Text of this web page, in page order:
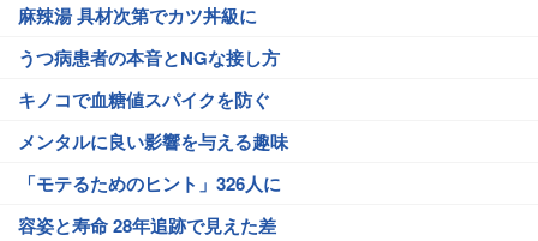
麻辣湯 具材次第でカツ丼級に
うつ病患者の本音とNGな接し方
キノコで血糖値スパイクを防ぐ
メンタルに良い影響を与える趣味
「モテるためのヒント」326人に
容姿と寿命 28年追跡で見えた差